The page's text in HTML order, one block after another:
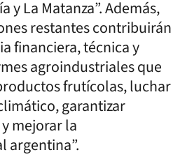
y La Matanza”. Además,
restantes contribuirán
financiera, técnica y
agroindustriales que
frutícolas, luchar
garantizar
mejorar la
argentina”.